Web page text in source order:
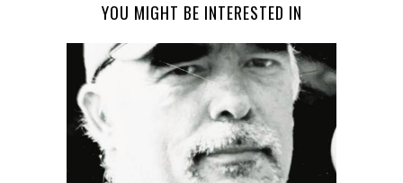
YOU MIGHT BE INTERESTED IN